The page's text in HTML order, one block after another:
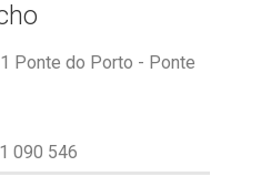
Ponte do Porto - Ponte
090 546